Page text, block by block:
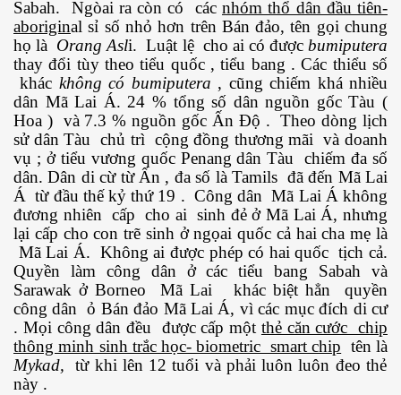
Sabah. Ngòai ra còn có các nhóm thổ dân đầu tiên-
aboriginal sỉ số nhỏ hơn trên Bán đảo, tên gọi chung
họ là Orang Asli. Luật lệ cho ai có đượcbumiputera
thay đổi tùy theo tiểu quốc , tiểu bang . Các thiểu số
khác không có bumiputera , cũng chiếm khá nhiều
dân Mã Lai Á. 24 % tổng số dân nguồn gốc Tàu (
Hoa ) và 7.3 % nguồn gốc Ấn Độ . Theo dòng lịch
sử dân Tàu chủ trì cộng đồng thương mãi và doanh
vụ ; ở tiểu vương quốc Penang dân Tàu chiếm đa số
dân. Dân di cừ từ Ấn , đa số là Tamils đã đến Mã Lai
Á từ đầu thế kỷ thứ 19 . Công dân Mã Lai Á không
đương nhiên cấp cho ai sinh đẻ ở Mã Lai Á, nhưng
lại cấp cho con trẽ sinh ở ngọai quốc cả hai cha mẹ là
Mã Lai Á. Không ai được phép có hai quốc tịch cả.
Quyền làm công dân ở các tiểu bang Sabah và
Sarawak ở Borneo Mã Lai khác biệt hẳn quyền
công dân ỏ Bán đảo Mã Lai Á, vì các mục đích di cư
. Mọi công dân đều được cấp một thẻ căn cước chip
thông minh sinh trắc học- biometric smart chip tên là
Mykad, từ khi lên 12 tuổi và phải luôn luôn đeo thẻ
này .
... P2